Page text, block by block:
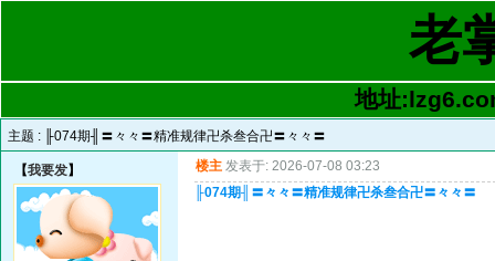
老
地址
主题 : ╟074期╢〓々々〓精准规律卍杀叁合卍〓々々〓
【我要发】 楼主 发表于: 2026-07-08 03:23
╟074期╢〓々々〓精准规律卍杀叁合卍〓々々〓